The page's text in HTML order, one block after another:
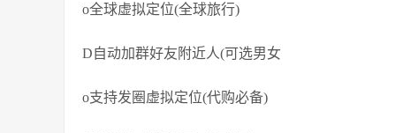
o全球虚拟定位(全球旅行)
D自动加群好友附近人(可选男女
o支持发圈虚拟定位(代购必备)